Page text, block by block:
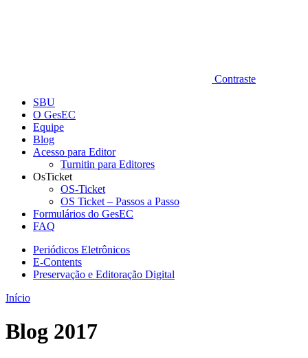
Contraste
SBU
O GesEC
Equipe
Blog
Acesso para Editor
Turnitin para Editores
OsTicket
OS-Ticket
OS Ticket – Passos a Passo
Formulários do GesEC
FAQ
Periódicos Eletrônicos
E-Contents
Preservação e Editoração Digital
Início
Blog 2017